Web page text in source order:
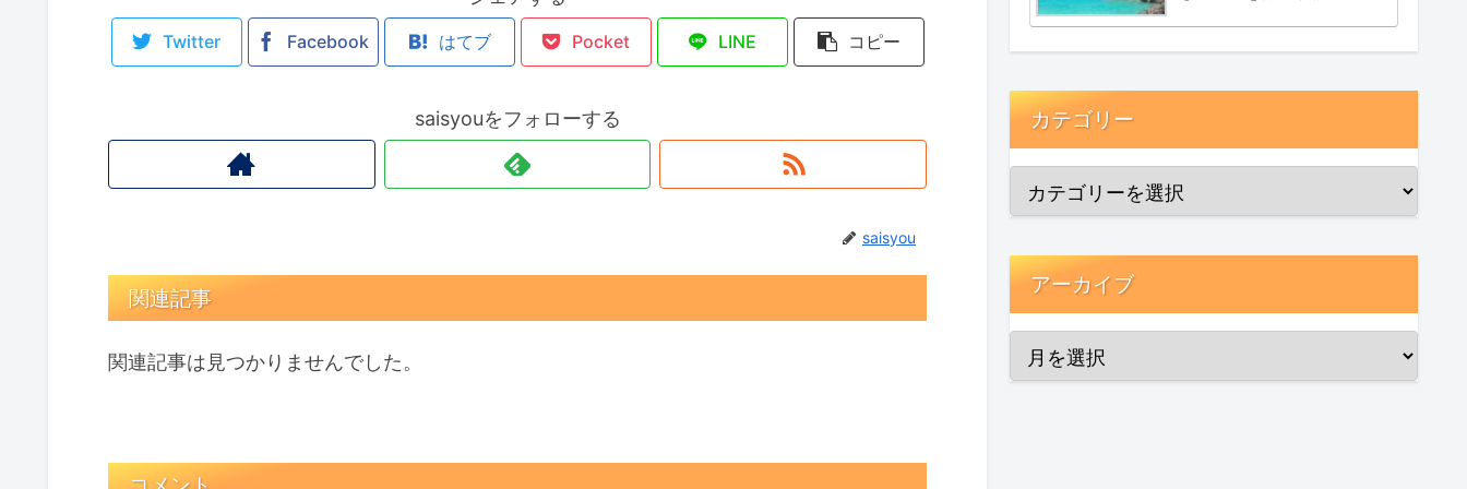
Twitter Facebook はてブ Pocket LINE コピー
saisyouをフォローする
saisyou
関連記事
関連記事は見つかりませんでした。
カテゴリー
アーカイブ